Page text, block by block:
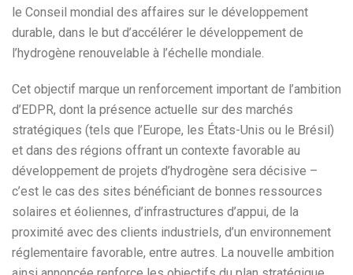
le Conseil mondial des affaires sur le développement
durable, dans le but d’accélérer le développement de
l’hydrogène renouvelable à l’échelle mondiale.
Cet objectif marque un renforcement important de l’ambition
d’EDPR, dont la présence actuelle sur des marchés
stratégiques (tels que l’Europe, les États-Unis ou le Brésil)
et dans des régions offrant un contexte favorable au
développement de projets d’hydrogène sera décisive –
c’est le cas des sites bénéficiant de bonnes ressources
solaires et éoliennes, d’infrastructures d’appui, de la
proximité avec des clients industriels, d’un environnement
réglementaire favorable, entre autres. La nouvelle ambition